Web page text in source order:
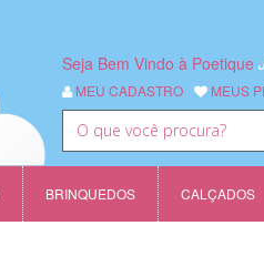
Seja Bem Vindo à Poetique
MEU CADASTRO MEUS
BRINQUEDOS CALÇADOS